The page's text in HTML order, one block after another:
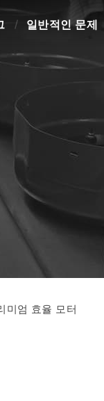
일반적인 문제
미엄 효율 모터